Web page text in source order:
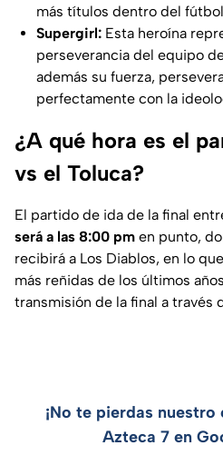
más títulos dentro del
Supergirl: Esta heroína
perseverancia del equipo
además su fuerza,
perfectamente con la
¿A qué hora es el
vs el Toluca?
El partido de ida de la final
será a las 8:00 pm en punto,
recibirá a Los Diablos, en lo
más reñidas de los últimos
transmisión de la final a través
¡No te pierdas
Azteca 7 en